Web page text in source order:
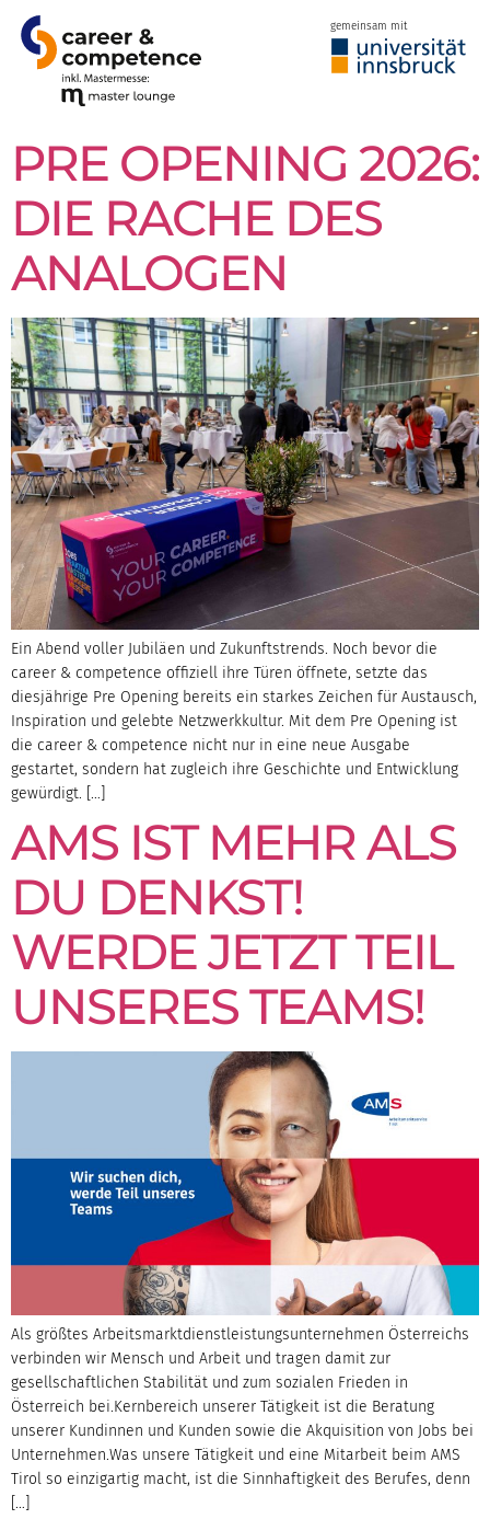
gemeinsam mit
PRE OPENING 2026:
DIE RACHE DES
ANALOGEN
Ein Abend voller Jubiläen und Zukunftstrends. Noch bevor die
career & competence offiziell ihre Türen öffnete, setzte das
diesjährige Pre Opening bereits ein starkes Zeichen für Austausch,
Inspiration und gelebte Netzwerkkultur. Mit dem Pre Opening ist
die career & competence nicht nur in eine neue Ausgabe
gestartet, sondern hat zugleich ihre Geschichte und Entwicklung
gewürdigt. […]
AMS IST MEHR ALS
DU DENKST!
WERDE JETZT TEIL
UNSERES TEAMS!
Als größtes Arbeitsmarktdienstleistungsunternehmen Österreichs
verbinden wir Mensch und Arbeit und tragen damit zur
gesellschaftlichen Stabilität und zum sozialen Frieden in
Österreich bei.Kernbereich unserer Tätigkeit ist die Beratung
unserer Kundinnen und Kunden sowie die Akquisition von Jobs bei
Unternehmen.Was unsere Tätigkeit und eine Mitarbeit beim AMS
Tirol so einzigartig macht, ist die Sinnhaftigkeit des Berufes, denn
[…]